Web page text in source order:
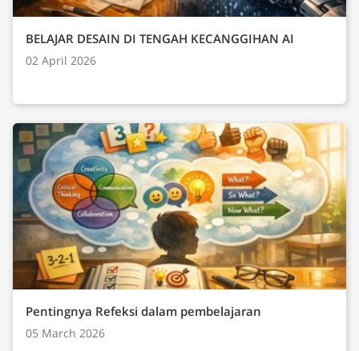
BELAJAR DESAIN DI TENGAH KECANGGIHAN AI
02 April 2026
Pentingnya Refeksi dalam pembelajaran
05 March 2026